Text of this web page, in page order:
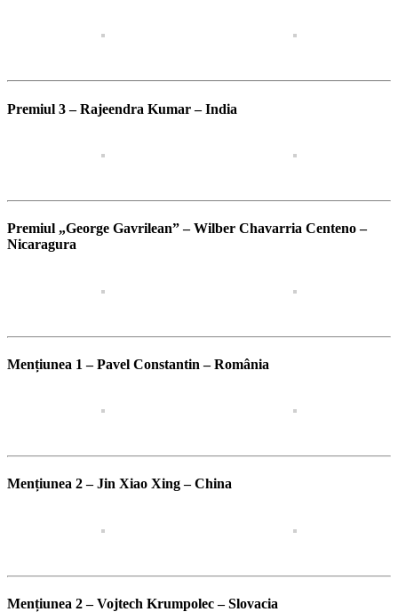
Premiul 3 – Rajeendra Kumar – India
Premiul „George Gavrilean” – Wilber Chavarria Centeno –
Nicaragura
Mențiunea 1 – Pavel Constantin – România
Mențiunea 2 – Jin Xiao Xing – China
Mențiunea 2 – Vojtech Krumpolec – Slovacia